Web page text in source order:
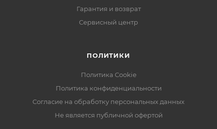
Гарантия и возврат
Сервисный центр
ПОЛИТИКИ
Политика Cookie
Политика конфиденциальности
Согласие на обработку персональных данных
Не является публичной офертой